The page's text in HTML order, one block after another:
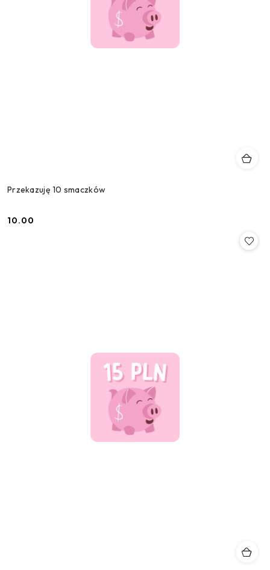
Przekazuję 10 smaczków
Cena:
10.00